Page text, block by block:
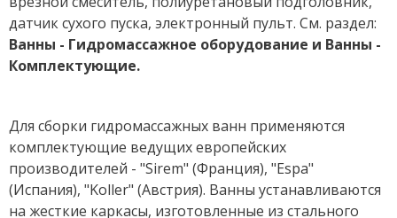
датчик сухого пуска, электронный пульт. См. раздел:
Ванны - Гидромассажное оборудование и Ванны -
Комплектующие.
Для сборки гидромассажных ванн применяются
комплектующие ведущих европейских
производителей - "Sirem" (Франция), "Espa"
(Испания), "Koller" (Австрия). Ванны устанавливаются
на жесткие каркасы, изготовленные из стального